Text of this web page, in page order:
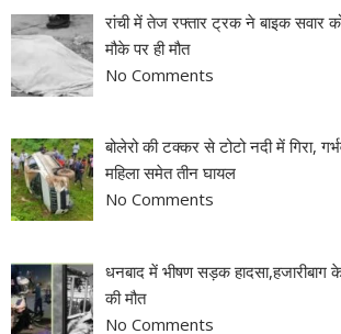
रांची में तेज रफ्तार ट्रक ने बाइक सवार को
मौके पर ही मौत
No Comments
बोलेरो की टक्कर से टोटो नदी में गिरा,
महिला समेत तीन घायल
No Comments
धनबाद में भीषण सड़क हादसा,हजारीबाग
की मौत
No Comments